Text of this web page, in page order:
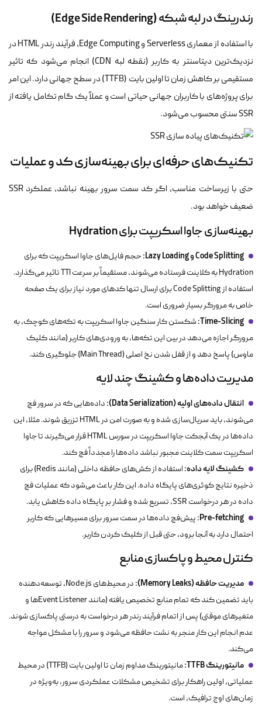
رندرینگ در لبه شبکه (Edge Side Rendering)
با استفاده از معماری Serverless و Edge Computing، فرآیند رندر HTML در
نزدیک‌ترین دیتاسنتر به کاربر (نقطه لبه CDN) انجام می‌شود که تاثیر
مستقیمی بر کاهش زمان تا اولین بایت (TTFB) در سطح جهانی دارد. این امر
برای پروژه‌های با کاربران جهانی حیاتی است و عملاً یک گام تکامل یافته از
SSR سنتی محسوب می‌شود.
تکنیک‌های حرفه‌ای برای بهینه‌سازی کد و عملیات
حتی با زیرساخت مناسب، اگر کد سمت سرور بهینه نباشد، عملکرد SSR
ضعیف خواهد بود.
بهینه‌سازی جاوا اسکریپت برای Hydration
Code Splitting و Lazy Loading:
حجم فایل‌های جاوا اسکریپت که برای
Hydration به کلاینت فرستاده می‌شوند، مستقیماً بر سرعت TTI تاثیر می‌گذارد.
استفاده از Code Splitting برای ارسال تنها کدهای مورد نیاز برای یک صفحه
خاص به مرورگر بسیار ضروری است.
Time-Slicing: شکستن کار سنگین جاوا اسکریپت به تکه‌های کوچک، به
مرورگر اجازه می‌دهد در بین این تکه‌ها، به ورودی‌های کاربر (مانند کلیک
ماوس) پاسخ دهد و از قفل شدن نخ اصلی (Main Thread) جلوگیری کند.
مدیریت داده‌ها و کشینگ چند لایه
انتقال داده‌های اولیه (Data Serialization):
داده‌هایی که در سرور فچ
می‌شوند، باید سریال‌سازی شده و به صورت امن در HTML تزریق شوند. مثلا، این
داده‌ها در یک آبجکت جاوا اسکریپت در سورس HTML قرار می‌گیرند تا جاوا
اسکریپت سمت کلاینت مجبور نباشد داده‌ها را مجدداً فچ کند.
کشینگ لایه داده:
استفاده از کش‌های حافظه داخلی (مانند Redis) برای
ذخیره نتایج کوئری‌های پایگاه داده. این کار باعث می‌شود که عملیات فچ
داده در هر درخواست SSR، تسریع شده و فشار بر پایگاه داده کاهش یابد.
Pre-fetching: پیش‌فچ داده‌ها در سمت سرور برای مسیرهایی که کاربر
احتمال دارد به آنجا برود، حتی قبل از کلیک کردن کاربر.
کنترل محیط و پاکسازی منابع
مدیریت حافظه (Memory Leaks):
در محیط‌های Node.js، توسعه‌دهنده
باید تضمین کند که تمام منابع تخصیص یافته (مانند Event Listenerها و
متغیرهای موقتی) پس از اتمام فرآیند رندر هر درخواست به درستی پاکسازی شوند.
عدم انجام این کار منجر به نشت حافظه می‌شود و سرور را با مشکل مواجه
می‌کند.
مانیتورینگ TTFB:
مانیتورینگ مداوم زمان تا اولین بایت (TTFB) در محیط
عملیاتی، اولین راهکار برای تشخیص مشکلات عملکردی سرور، به‌ویژه در
زمان‌های اوج ترافیک، است.